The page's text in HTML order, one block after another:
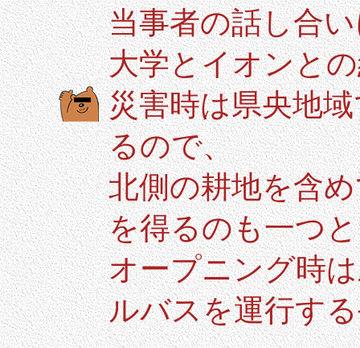
当事者の話し合
大学とイオンと
災害時は県央地
るので、
北側の耕地を含
を得るのも一つ
オープニング時
ルバスを運行す